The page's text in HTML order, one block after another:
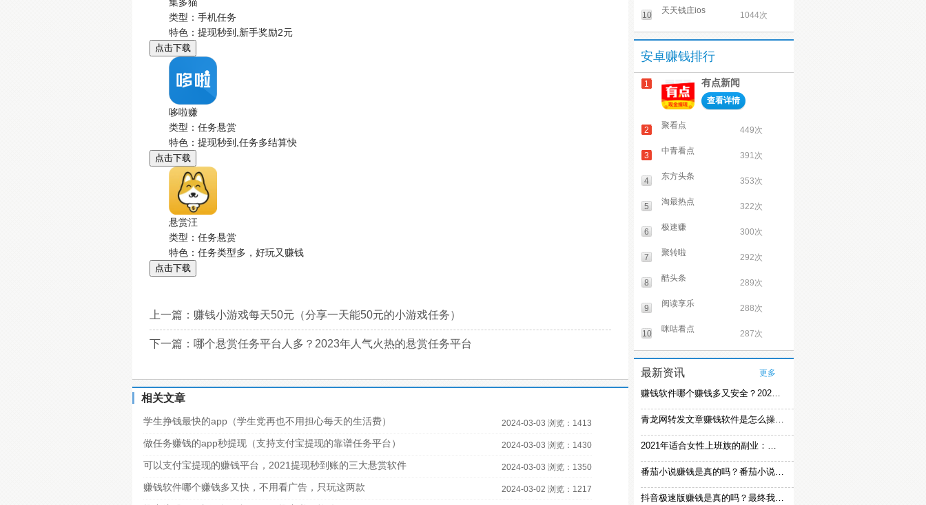
类型：手机任务
特色：提现秒到,新手奖励2元
点击下载
哆啦赚
类型：任务悬赏
特色：提现秒到,任务多结算快
点击下载
悬赏汪
类型：任务悬赏
特色：任务类型多，好玩又赚钱
点击下载
上一篇： 赚钱小游戏每天50元（分享一天能50元的小游戏任务）
下一篇： 哪个悬赏任务平台人多？2023年人气火热的悬赏任务平台
相关文章
学生挣钱最快的app（学生党再也不用担心每天的生活费） 2024-03-03 浏览：1413
做任务赚钱的app秒提现（支持支付宝提现的靠谱任务平台） 2024-03-03 浏览：1430
可以支付宝提现的赚钱平台，2021提现秒到账的三大悬赏软件 2024-03-03 浏览：1350
赚钱软件哪个赚钱多又快，不用看广告，只玩这两款 2024-03-02 浏览：1217
10 天天钱庄ios 1044次
安卓赚钱排行
1 有点新闻
查看详情
2 聚看点 449次
3 中青看点 391次
4 东方头条 353次
5 淘最热点 322次
6 极速赚 300次
7 聚转啦 292次
8 酷头条 289次
9 阅读享乐 288次
10 咪咕看点 287次
最新资讯 更多
赚钱软件哪个赚钱多又安全？2021精选赚钱软件
青龙网转发文章赚钱软件是怎么操作的？
2021年适合女性上班族的副业：女生在家赚钱兼职推荐
番茄小说赚钱是真的吗？番茄小说怎么操作赚钱
抖音极速版赚钱是真的吗？最终我还是放弃刷视频赚钱